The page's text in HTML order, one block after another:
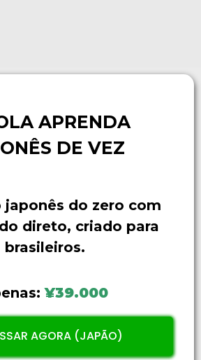
APRENDA
DE VEZ
japonês do zero com
direto, criado para
brasileiros.
¥39.000
AGORA (JAPÃO)